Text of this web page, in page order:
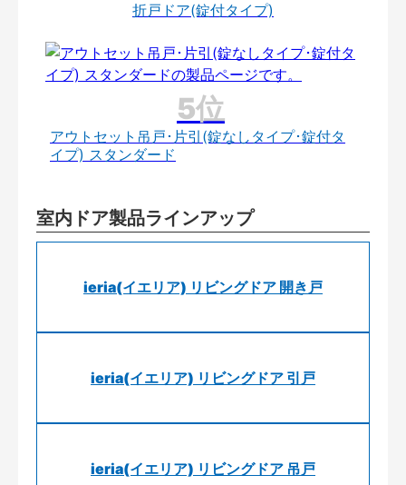
折戸ドア(錠付タイプ)
アウトセット吊戸･片引(錠なしタイプ･錠付タ
イプ) スタンダード
室内ドア製品ラインアップ
ieria(イエリア) リビングドア 開き戸
ieria(イエリア) リビングドア 引戸
ieria(イエリア) リビングドア 吊戸